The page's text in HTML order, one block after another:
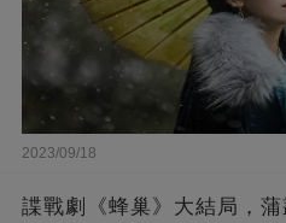
2023/09/18
諜戰劇《蜂巢》大結局，